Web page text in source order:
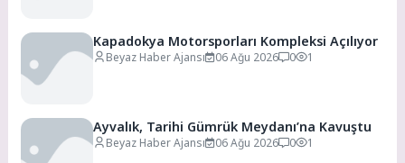
Kapadokya Motorsporları Kompleksi Açılıyor
Beyaz Haber Ajansı 06 Ağu 2026 0 1
Ayvalık, Tarihi Gümrük Meydanı’na Kavuştu
Beyaz Haber Ajansı 06 Ağu 2026 0 1